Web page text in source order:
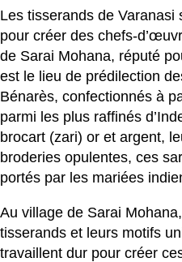
Les tisserands de
pour créer des chefs-
de Sarai Mohana, réputé
est le lieu de prédilection
Bénarès, confectionnés à
parmi les plus raffinés
brocart (zari) or et argent,
broderies opulentes, ces
portés par les mariées
Au village de Sarai
tisserands et leurs motifs
travaillent dur pour créer